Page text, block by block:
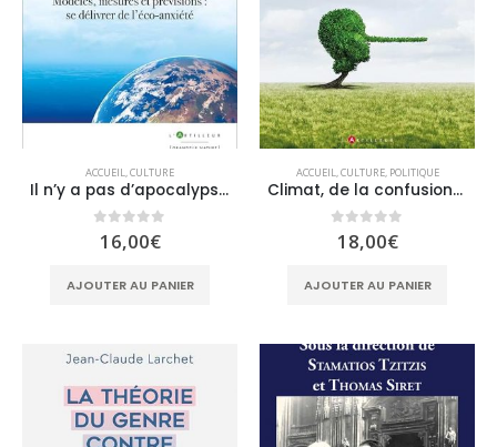
ACCUEIL,CULTURE
Il n’y a pas d’apocalypse climatique
0sur 5
16,00€
AJOUTER AU PANIER
ACCUEIL,CULTURE, POLITIQUE
Climat, de la confusion à la manipulation
0sur 5
18,00€
AJOUTER AU PANIER